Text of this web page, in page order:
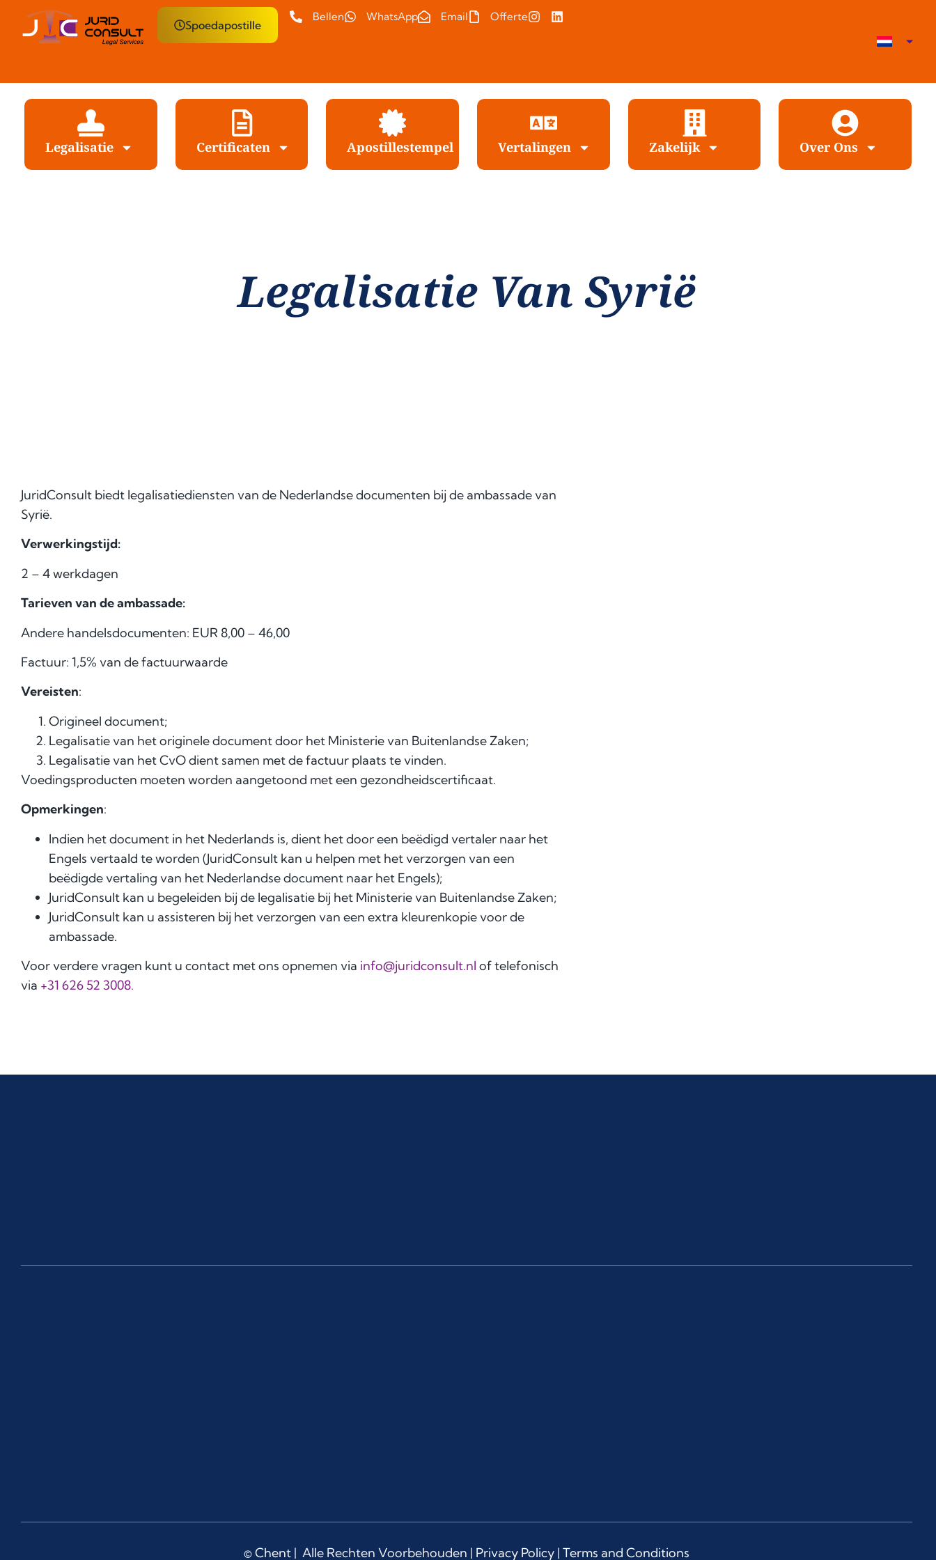
Spoedapostille
Bellen WhatsApp Email Offerte
Legalisatie Certificaten Apostillestempel Vertalingen Zakelijk Over Ons
Legalisatie Van Syrië
JuridConsult biedt legalisatiediensten van de Nederlandse documenten bij de ambassade van
Syrië.
Verwerkingstijd:
2 – 4 werkdagen
Tarieven van de ambassade:
Andere handelsdocumenten: EUR 8,00 – 46,00
Factuur: 1,5% van de factuurwaarde
Vereisten:
Origineel document;
Legalisatie van het originele document door het Ministerie van Buitenlandse Zaken;
Legalisatie van het CvO dient samen met de factuur plaats te vinden.
Voedingsproducten moeten worden aangetoond met een gezondheidscertificaat.
Opmerkingen:
Indien het document in het Nederlands is, dient het door een beëdigd vertaler naar het
Engels vertaald te worden (JuridConsult kan u helpen met het verzorgen van een
beëdigde vertaling van het Nederlandse document naar het Engels);
JuridConsult kan u begeleiden bij de legalisatie bij het Ministerie van Buitenlandse Zaken;
JuridConsult kan u assisteren bij het verzorgen van een extra kleurenkopie voor de
ambassade.
Voor verdere vragen kunt u contact met ons opnemen via info@juridconsult.nl of telefonisch
via +31 626 52 3008.
©Chent | Alle Rechten Voorbehouden | Privacy Policy | Terms and Conditions